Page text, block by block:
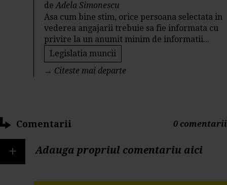
deAdela Simonescu
Asa cum bine stim, orice persoana selectata in
vederea angajarii trebuie sa fie informata cu
privire la un anumit minim de informatii...
Legislatia muncii
→ Citeste mai departe
Comentarii 0 comentarii
+ Adauga propriul comentariu aici